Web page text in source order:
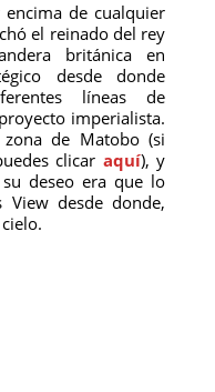
de cualquier
el reinado del rey
británica en
desde donde
líneas de
imperialista.
de Matobo (si
clicar aquí), y
deseo era que lo
View desde donde,